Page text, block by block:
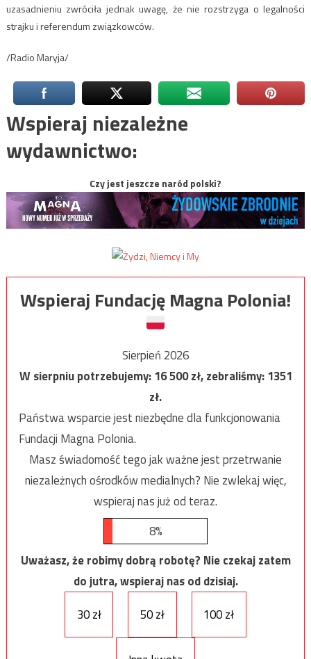
uzasadnieniu zwróciła jednak uwagę, że nie rozstrzyga o legalności
strajku i referendum związkowców.
/Radio Maryja/
Wspieraj niezależne
wydawnictwo:
Czy jest jeszcze naród polski?
Wspieraj Fundację Magna Polonia!
Sierpień 2026
W sierpniu potrzebujemy:16 500zł, zebraliśmy:1351
zł.
Państwa wsparcie jest niezbędne dla funkcjonowania
Fundacji Magna Polonia.
Masz świadomość tego jak ważne jest przetrwanie
niezależnych ośrodków medialnych? Nie zwlekaj więc,
wspieraj nas już od teraz.
8%
Uważasz, że robimy dobrą robotę? Nie czekaj zatem
do jutra, wspieraj nas od dzisiaj.
30 zł
50 zł 100 zł